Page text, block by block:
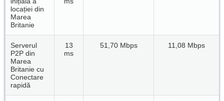
locației din
Marea
Britanie
Serverul
P2P din
Marea
Britanie cu
Conectare
rapidă
13
ms
51,70 Mbps 11,08 Mbps